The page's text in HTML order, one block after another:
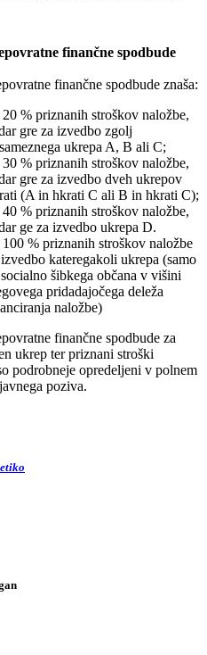
finančne spodbude
finančne spodbude znaša:
% priznanih stroškov naložbe,
gre za izvedbo zgolj
ukrepa A, B ali C;
% priznanih stroškov naložbe,
gre za izvedbo dveh ukrepov
(A in hkrati C ali B in hkrati C);
% priznanih stroškov naložbe,
ge za izvedbo ukrepa D.
100 % priznanih stroškov naložbe
kateregakoli ukrepa (samo
šibkega občana v višini
pridadajočega deleža
naložbe)
finančne spodbude za
ukrep ter priznani stroški
podrobneje opredeljeni v polnem
poziva.